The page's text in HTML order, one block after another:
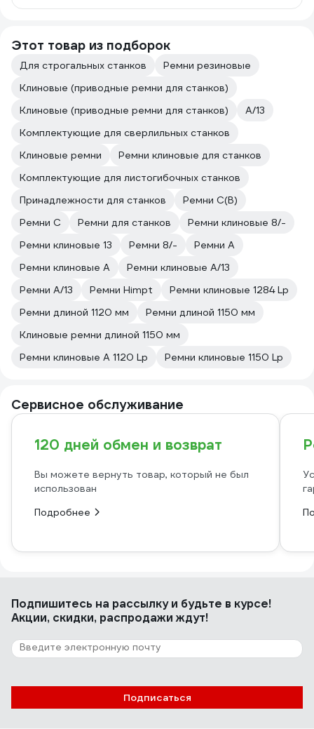
Этот товар из подборок
Для строгальных станков
Ремни резиновые
Клиновые (приводные ремни для станков)
Клиновые (приводные ремни для станков)
A/13
Комплектующие для сверлильных станков
Клиновые ремни
Ремни клиновые для станков
Комплектующие для листогибочных станков
Принадлежности для станков
Ремни C(В)
Ремни C
Ремни для станков
Ремни клиновые 8/-
Ремни клиновые 13
Ремни 8/-
Ремни A
Ремни клиновые A
Ремни клиновые A/13
Ремни A/13
Ремни Himpt
Ремни клиновые 1284 Lp
Ремни длиной 1120 мм
Ремни длиной 1150 мм
Клиновые ремни длиной 1150 мм
Ремни клиновые А 1120 Lp
Ремни клиновые 1150 Lp
Сервисное обслуживание
120 дней обмен и возврат
Вы можете вернуть товар, который не был
использован
Подробнее
Подпишитесь на рассылкуи будьте в курсе!
Акции, скидки, распродажи ждут!
Подписаться